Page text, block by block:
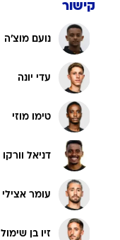
קישור
נועם מוצ'ה
עדי יונה
טימו מוזי
דניאל וורקו
עומר אצילי
זיו בן שימול